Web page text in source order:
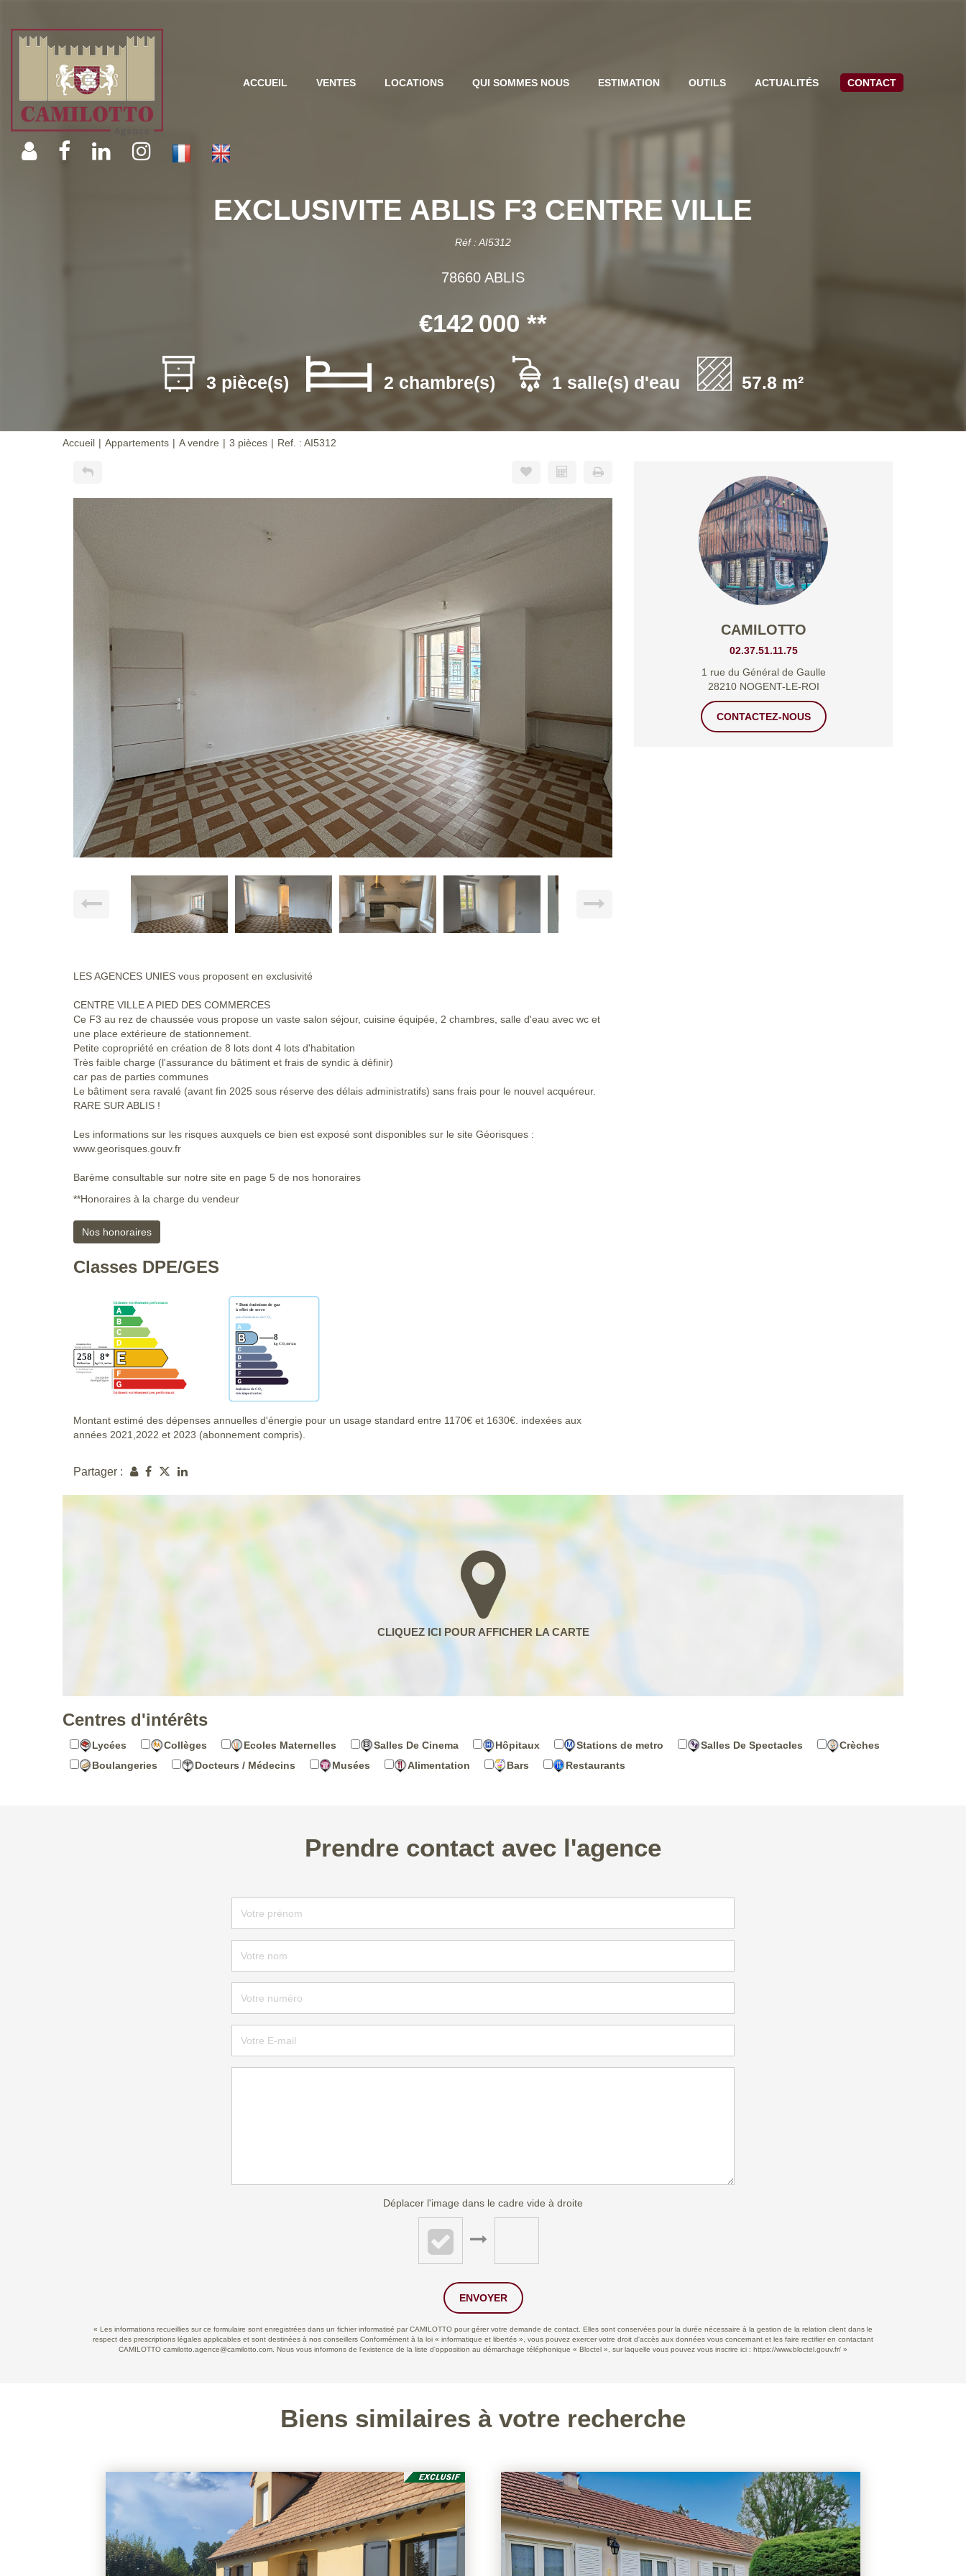
ACCUEIL VENTES LOCATIONS QUI SOMMES NOUS ESTIMATION OUTILS ACTUALITÉS CONTACT
EXCLUSIVITE ABLIS F3 CENTRE VILLE
Réf : AI5312
78660 ABLIS
€142 000 **
3 pièce(s) 2 chambre(s) 1 salle(s) d'eau 57.8 m²
Accueil Appartements A vendre 3 pièces Ref. : AI5312
LES AGENCES UNIES vous proposent en exclusivité
CENTRE VILLE A PIED DES COMMERCES
Ce F3 au rez de chaussée vous propose un vaste salon séjour, cuisine équipée, 2 chambres, salle d'eau avec wc et
une place extérieure de stationnement.
Petite copropriété en création de 8 lots dont 4 lots d'habitation
Très faible charge (l'assurance du bâtiment et frais de syndic à définir)
car pas de parties communes
Le bâtiment sera ravalé (avant fin 2025 sous réserve des délais administratifs) sans frais pour le nouvel acquéreur.
RARE SUR ABLIS !
Les informations sur les risques auxquels ce bien est exposé sont disponibles sur le site Géorisques :
www.georisques.gouv.fr
Barème consultable sur notre site en page 5 de nos honoraires
**Honoraires à la charge du vendeur
Nos honoraires
Classes DPE/GES
Montant estimé des dépenses annuelles d'énergie pour un usage standard entre 1170€ et 1630€. indexées aux
années 2021,2022 et 2023 (abonnement compris).
Partager :
CAMILOTTO
02.37.51.11.75
1 rue du Général de Gaulle
28210 NOGENT-LE-ROI
CONTACTEZ-NOUS
Centres d'intérêts
Lycées Collèges Ecoles Maternelles Salles De Cinema Hôpitaux Stations de metro Salles De Spectacles
Crèches
Boulangeries
Docteurs / Médecins Musées Alimentation Bars Restaurants
Prendre contact avec l'agence
Déplacer l'image dans le cadre vide à droite
ENVOYER
« Les informations recueillies sur ce formulaire sont enregistrées dans un fichier informatisé par CAMILOTTO pour gérer votre demande de contact. Elles sont conservées pour la durée nécessaire à la gestion de la relation client dans le
respect des prescriptions légales applicables et sont destinées à nos conseillers Conformément à la loi « informatique et libertés », vous pouvez exercer votre droit d'accès aux données vous concernant et les faire rectifier en contactant
CAMILOTTO camilotto.agence@camilotto.com. Nous vous informons de l'existence de la liste d'opposition au démarchage téléphonique « Bloctel », sur laquelle vous pouvez vous inscrire ici : https://www.bloctel.gouv.fr/ »
Biens similaires à votre recherche